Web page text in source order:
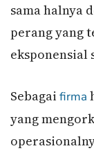
sama halnya
perang yang
eksponensial
Sebagai firma
yang